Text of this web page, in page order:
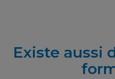
Existe aussi